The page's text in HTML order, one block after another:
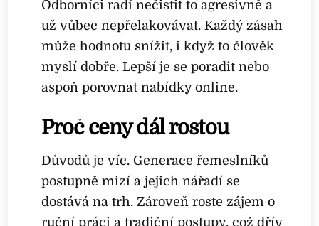
Odborníci radí nečistit to agresivně a
už vůbec nepřelakovávat. Každý zásah
může hodnotu snížit, i když to člověk
myslí dobře. Lepší je se poradit nebo
aspoň porovnat nabídky online.
Proč ceny dál rostou
Důvodů je víc. Generace řemeslníků
postupně mizí a jejich nářadí se
dostává na trh. Zároveň roste zájem o
ruční práci a tradiční postupy, což dřív